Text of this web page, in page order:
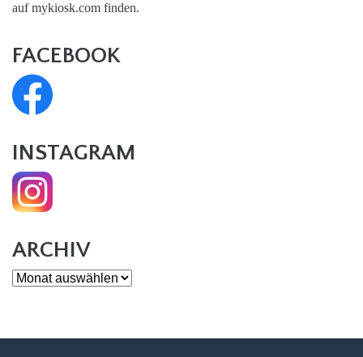
auf mykiosk.com finden.
FACEBOOK
INSTAGRAM
ARCHIV
Archiv